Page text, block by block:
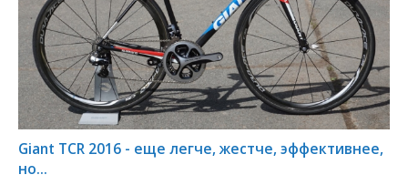
Giant TCR 2016 - еще легче, жестче, эффективнее,
но...